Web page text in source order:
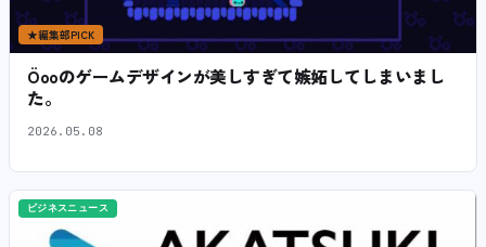
★編集部PICK
Öooのゲームデザインが美しすぎて嫉妬してしまいまし
た。
2026.05.08
ビジネスニュース